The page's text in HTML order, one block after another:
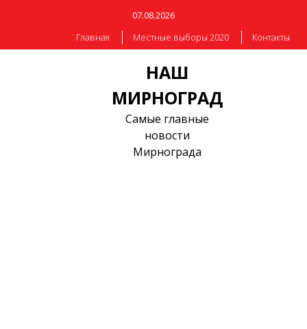
07.08.2026
Главная
Местные выборы 2020 Контакты
НАШ
МИРНОГРАД
Самые главные
новости
Мирнограда